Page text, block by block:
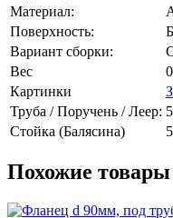
Материал:
Поверхность:
Вариант сборки:
Вес
Картинки
Труба / Поручень / Леер:
Стойка (Балясина)
Похожие товары